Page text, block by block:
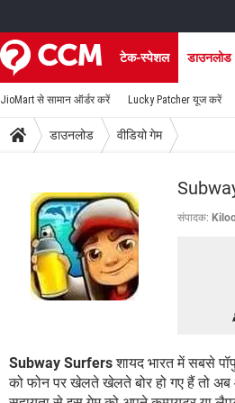
टेक-स्पेशल डाउनलोड
JioMart से सामान ऑर्डर करें Lucky Patcher यूज करें
डाउनलोड वीडियो गेम
संपादक:
Subway Surfersशायद भारत में सबसे
को फोन पर खेलते खेलते बोर हो गए हैं तो